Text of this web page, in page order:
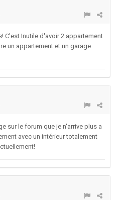
C'est Inutile d'avoir 2 appartement
un appartement et un garage.
sur le forum que je n'arrive plus a
avec un intérieur totalement